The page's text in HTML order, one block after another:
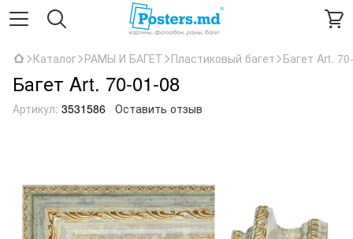
Каталог РАМЫ И БАГЕТ Пластиковый багет Багет Art.
Багет Art. 70-01-08
Артикул: 3531586 Оставить отзыв